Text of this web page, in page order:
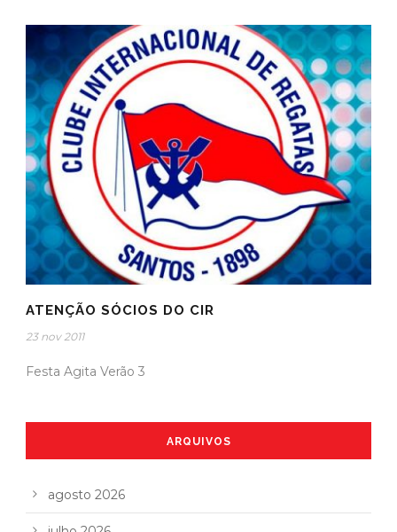
ATENÇÃO SÓCIOS DO CIR
23 nov 2011
Festa Agita Verão 3
ARQUIVOS
agosto 2026